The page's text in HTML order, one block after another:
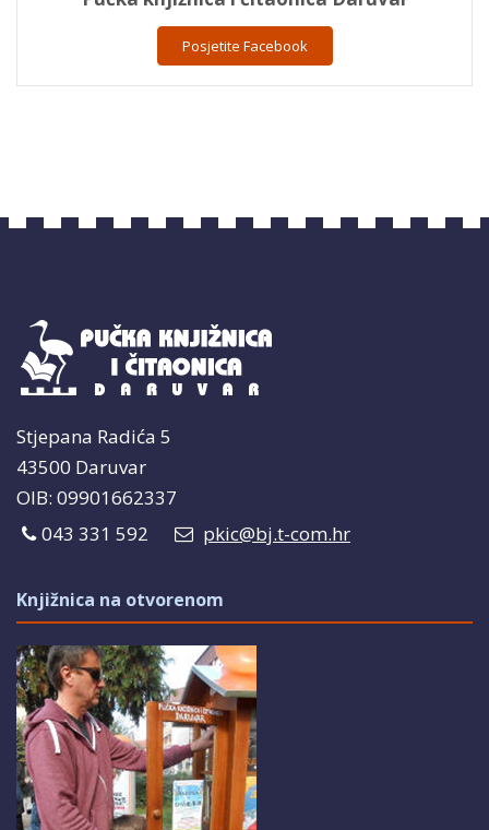
Posjetite Facebook
Stjepana Radića 5
43500 Daruvar
OIB: 09901662337
043 331 592
pkic@bj.t-com.hr
Knjižnica na otvorenom